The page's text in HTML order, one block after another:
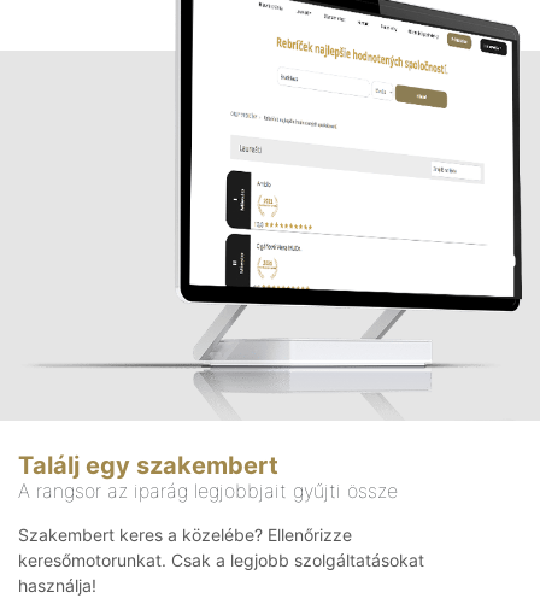
Találj egy szakembert
A rangsor az iparág legjobbjait gyűjti össze
Szakembert keres a közelébe? Ellenőrizze
keresőmotorunkat. Csak a legjobb szolgáltatásokat
használja!